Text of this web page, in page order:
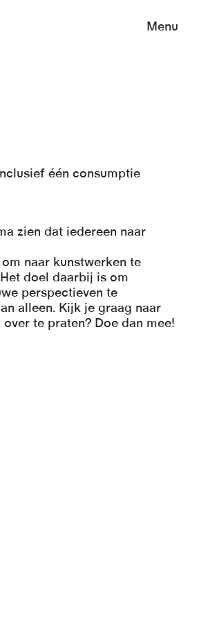
Menu
één consumptie
zien dat iedereen naar
naar kunstwerken te
doel daarbij is om
perspectieven te
alleen. Kijk je graag naar
te praten? Doe dan mee!